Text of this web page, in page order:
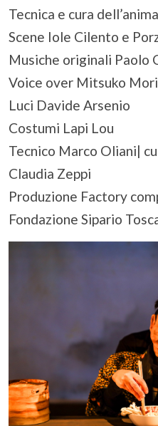
Tecnica e cura
Scene Iole Cilento e
Musiche originali Paolo
Voice over Mitsuko
Luci Davide Arsenio
Costumi Lapi Lou
Tecnico Marco Oliani|
Claudia Zeppi
Produzione Factory
Fondazione Sipario